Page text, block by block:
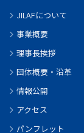
JILAFについて
事業概要
理事長挨拶
団体概要・沿革
情報公開
アクセス
パンフレット